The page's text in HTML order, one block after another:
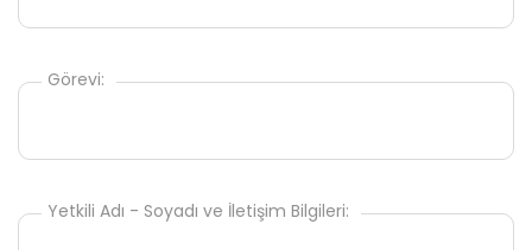
Görevi:
Yetkili Adı - Soyadı ve İletişim Bilgileri: